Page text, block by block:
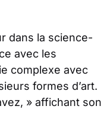
dans la science-
avec les
complexe avec
formes d’art.
» affichant son